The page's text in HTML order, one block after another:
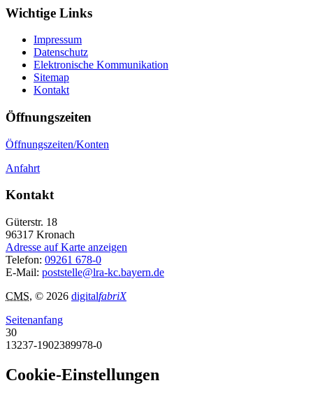
Wichtige Links
Impressum
Datenschutz
Elektronische Kommunikation
Sitemap
Kontakt
Öffnungszeiten
Öffnungszeiten/Konten
Anfahrt
Kontakt
Güterstr. 18
96317 Kronach
Adresse auf Karte anzeigen
Telefon: 09261 678-0
E-Mail: poststelle@lra-kc.bayern.de
CMS, © 2026 digitalfabriX
Seitenanfang
30
13237-1902389978-0
Cookie-Einstellungen